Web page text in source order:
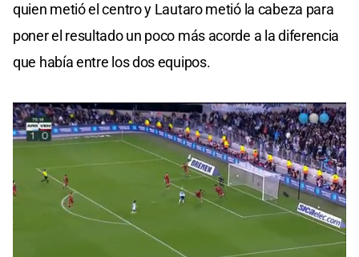
quien metió el centro y Lautaro metió la cabeza para
poner el resultado un poco más acorde a la diferencia
que había entre los dos equipos.